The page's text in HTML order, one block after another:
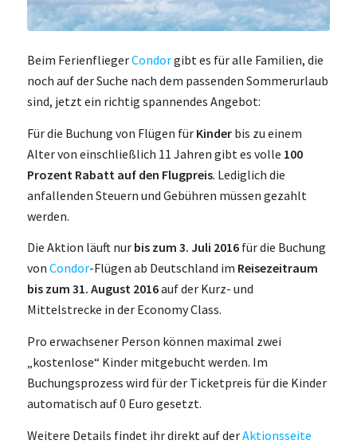
Beim FerienfliegerCondorgibt es für alle Familien, die
noch auf der Suche nach dem passenden Sommerurlaub
sind, jetzt ein richtig spannendes Angebot:
Für die Buchung von Flügen für Kinderbis zu einem
Alter von einschließlich 11 Jahren gibt es volle 100
Prozent Rabatt auf den Flugpreis. Lediglich die
anfallenden Steuern und Gebühren müssen gezahlt
werden.
Die Aktion läuft nur bis zum 3. Juli 2016für die Buchung
von Condor-Flügen ab Deutschland im Reisezeitraum
bis zum 31. August 2016auf der Kurz- und
Mittelstrecke in der Economy Class.
Pro erwachsener Person können maximal zwei
„kostenlose“ Kinder mitgebucht werden. Im
Buchungsprozess wird für der Ticketpreis für die Kinder
automatisch auf 0 Euro gesetzt.
Weitere Details findet ihr direkt auf derAktionsseite